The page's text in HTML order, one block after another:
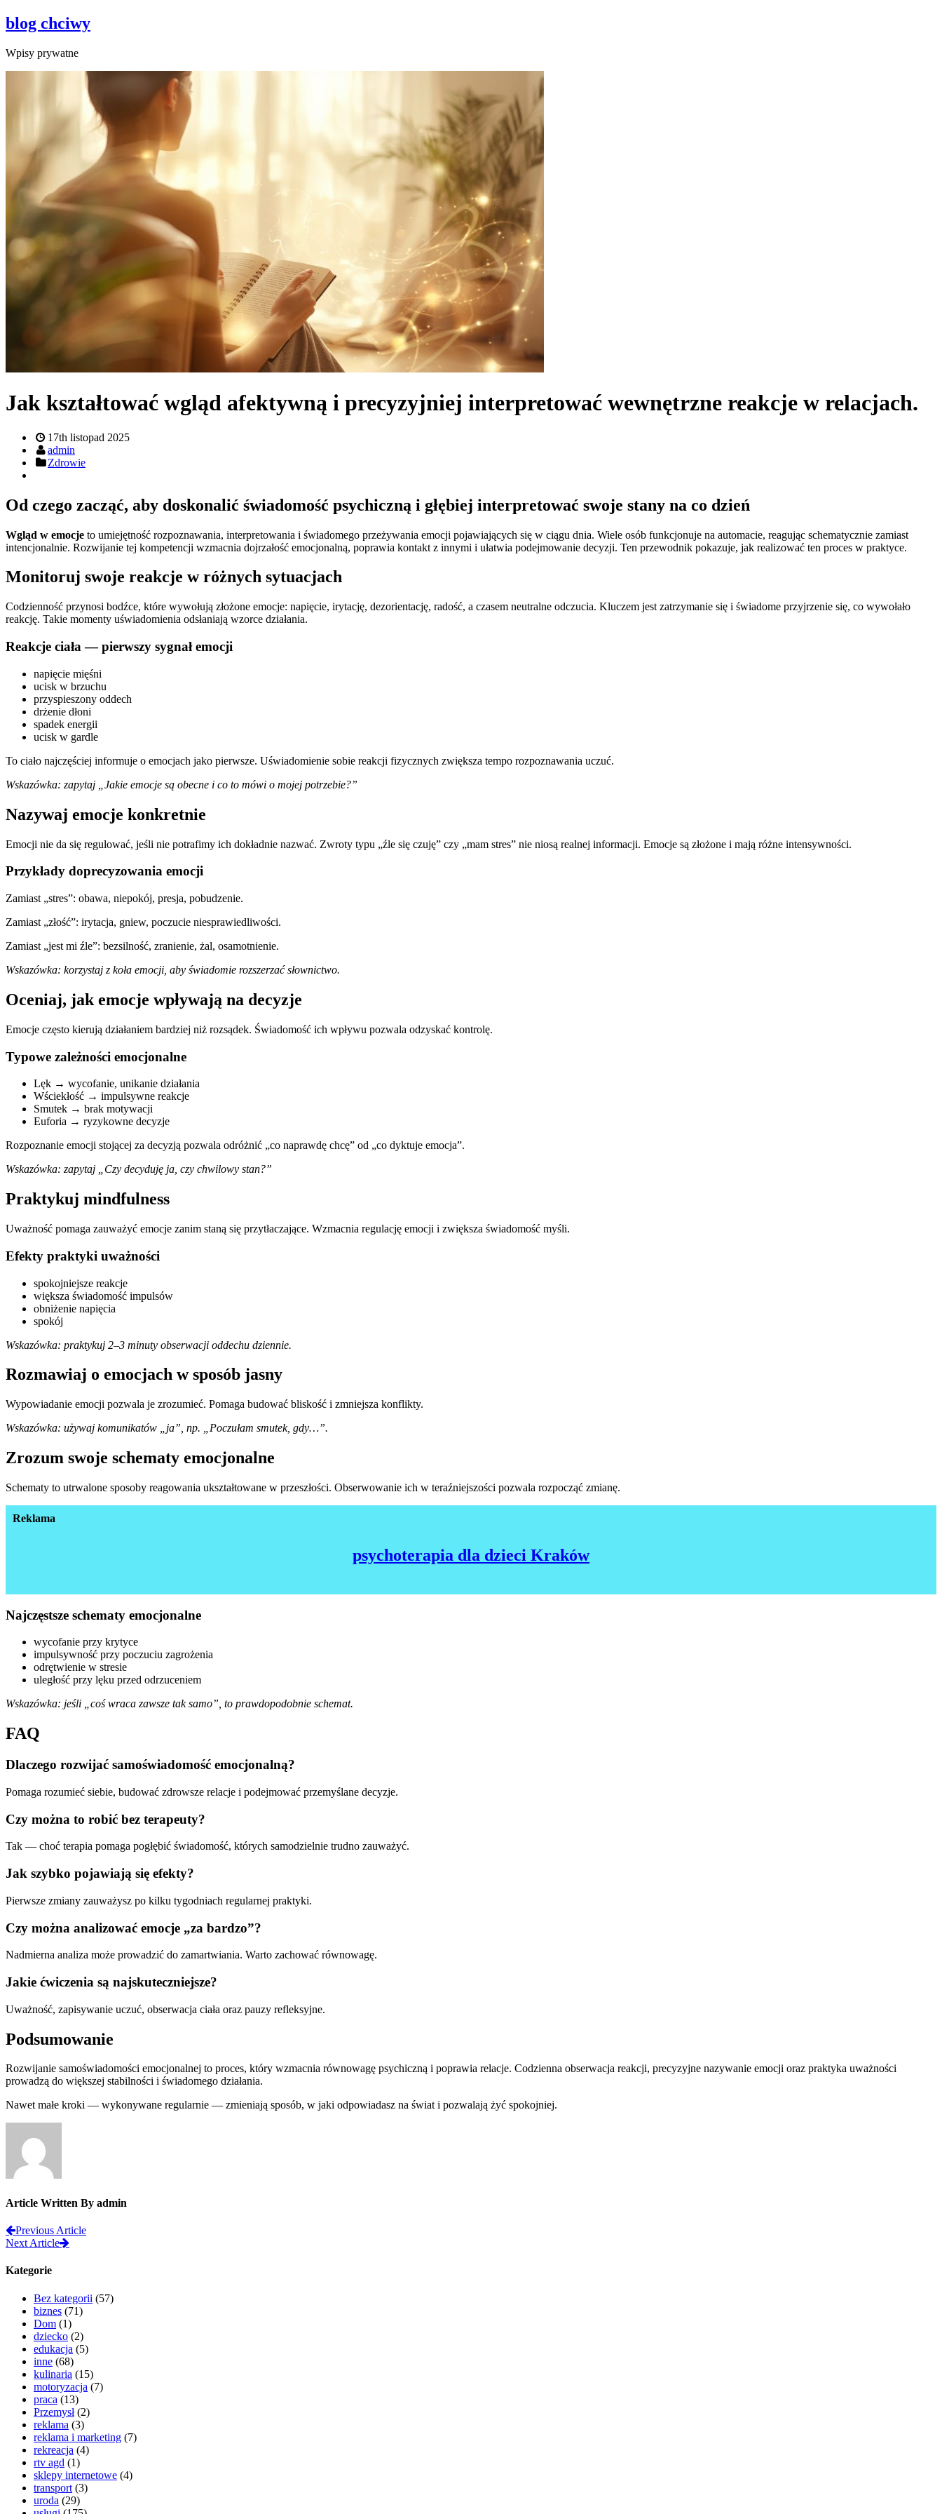
blog chciwy
Wpisy prywatne
Jak kształtować wgląd afektywną i precyzyjniej interpretować wewnętrzne reakcje w relacjach.
17th listopad 2025
admin
Zdrowie
Od czego zacząć, aby doskonalić świadomość psychiczną i głębiej interpretować swoje stany na co dzień
Wgląd w emocje to umiejętność rozpoznawania, interpretowania i świadomego przeżywania emocji pojawiających się w ciągu dnia. Wiele osób funkcjonuje na automacie, reagując schematycznie zamiast
intencjonalnie. Rozwijanie tej kompetencji wzmacnia dojrzałość emocjonalną, poprawia kontakt z innymi i ułatwia podejmowanie decyzji. Ten przewodnik pokazuje, jak realizować ten proces w praktyce.
Monitoruj swoje reakcje w różnych sytuacjach
Codzienność przynosi bodźce, które wywołują złożone emocje: napięcie, irytację, dezorientację, radość, a czasem neutralne odczucia. Kluczem jest zatrzymanie się i świadome przyjrzenie się, co wywołało
reakcję. Takie momenty uświadomienia odsłaniają wzorce działania.
Reakcje ciała — pierwszy sygnał emocji
napięcie mięśni
ucisk w brzuchu
przyspieszony oddech
drżenie dłoni
spadek energii
ucisk w gardle
To ciało najczęściej informuje o emocjach jako pierwsze. Uświadomienie sobie reakcji fizycznych zwiększa tempo rozpoznawania uczuć.
Wskazówka: zapytaj „Jakie emocje są obecne i co to mówi o mojej potrzebie?”
Nazywaj emocje konkretnie
Emocji nie da się regulować, jeśli nie potrafimy ich dokładnie nazwać. Zwroty typu „źle się czuję” czy „mam stres” nie niosą realnej informacji. Emocje są złożone i mają różne intensywności.
Przykłady doprecyzowania emocji
Zamiast „stres”: obawa, niepokój, presja, pobudzenie.
Zamiast „złość”: irytacja, gniew, poczucie niesprawiedliwości.
Zamiast „jest mi źle”: bezsilność, zranienie, żal, osamotnienie.
Wskazówka: korzystaj z koła emocji, aby świadomie rozszerzać słownictwo.
Oceniaj, jak emocje wpływają na decyzje
Emocje często kierują działaniem bardziej niż rozsądek. Świadomość ich wpływu pozwala odzyskać kontrolę.
Typowe zależności emocjonalne
Lęk → wycofanie, unikanie działania
Wściekłość → impulsywne reakcje
Smutek → brak motywacji
Euforia → ryzykowne decyzje
Rozpoznanie emocji stojącej za decyzją pozwala odróżnić „co naprawdę chcę” od „co dyktuje emocja”.
Wskazówka: zapytaj „Czy decyduję ja, czy chwilowy stan?”
Praktykuj mindfulness
Uważność pomaga zauważyć emocje zanim staną się przytłaczające. Wzmacnia regulację emocji i zwiększa świadomość myśli.
Efekty praktyki uważności
spokojniejsze reakcje
większa świadomość impulsów
obniżenie napięcia
spokój
Wskazówka: praktykuj 2–3 minuty obserwacji oddechu dziennie.
Rozmawiaj o emocjach w sposób jasny
Wypowiadanie emocji pozwala je zrozumieć. Pomaga budować bliskość i zmniejsza konflikty.
Wskazówka: używaj komunikatów „ja”, np. „Poczułam smutek, gdy…”.
Zrozum swoje schematy emocjonalne
Schematy to utrwalone sposoby reagowania ukształtowane w przeszłości. Obserwowanie ich w teraźniejszości pozwala rozpocząć zmianę.
Reklama
psychoterapia dla dzieci Kraków
Najczęstsze schematy emocjonalne
wycofanie przy krytyce
impulsywność przy poczuciu zagrożenia
odrętwienie w stresie
uległość przy lęku przed odrzuceniem
Wskazówka: jeśli „coś wraca zawsze tak samo”, to prawdopodobnie schemat.
FAQ
Dlaczego rozwijać samoświadomość emocjonalną?
Pomaga rozumieć siebie, budować zdrowsze relacje i podejmować przemyślane decyzje.
Czy można to robić bez terapeuty?
Tak — choć terapia pomaga pogłębić świadomość, których samodzielnie trudno zauważyć.
Jak szybko pojawiają się efekty?
Pierwsze zmiany zauważysz po kilku tygodniach regularnej praktyki.
Czy można analizować emocje „za bardzo”?
Nadmierna analiza może prowadzić do zamartwiania. Warto zachować równowagę.
Jakie ćwiczenia są najskuteczniejsze?
Uważność, zapisywanie uczuć, obserwacja ciała oraz pauzy refleksyjne.
Podsumowanie
Rozwijanie samoświadomości emocjonalnej to proces, który wzmacnia równowagę psychiczną i poprawia relacje. Codzienna obserwacja reakcji, precyzyjne nazywanie emocji oraz praktyka uważności
prowadzą do większej stabilności i świadomego działania.
Nawet małe kroki — wykonywane regularnie — zmieniają sposób, w jaki odpowiadasz na świat i pozwalają żyć spokojniej.
Article Written By admin
Previous Article
Next Article
Kategorie
Bez kategorii (57)
biznes (71)
Dom (1)
dziecko (2)
edukacja (5)
inne (68)
kulinaria (15)
motoryzacja (7)
praca (13)
Przemysł(2)
reklama (3)
reklama i marketing (7)
rekreacja (4)
rtv agd (1)
sklepy internetowe (4)
transport (3)
uroda (29)